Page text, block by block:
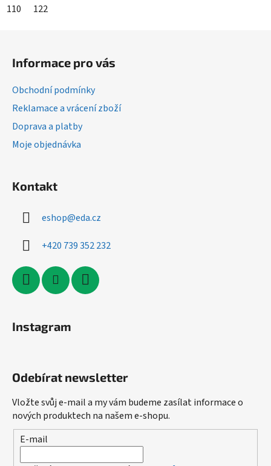
110 122
Informace pro vás
Obchodní podmínky
Reklamace a vrácení zboží
Doprava a platby
Moje objednávka
Kontakt
eshop@eda.cz
+420 739 352 232
Instagram
Odebírat newsletter
Vložte svůj e-mail a my vám budeme zasílat informace o
nových produktech na našem e-shopu.
E-mail